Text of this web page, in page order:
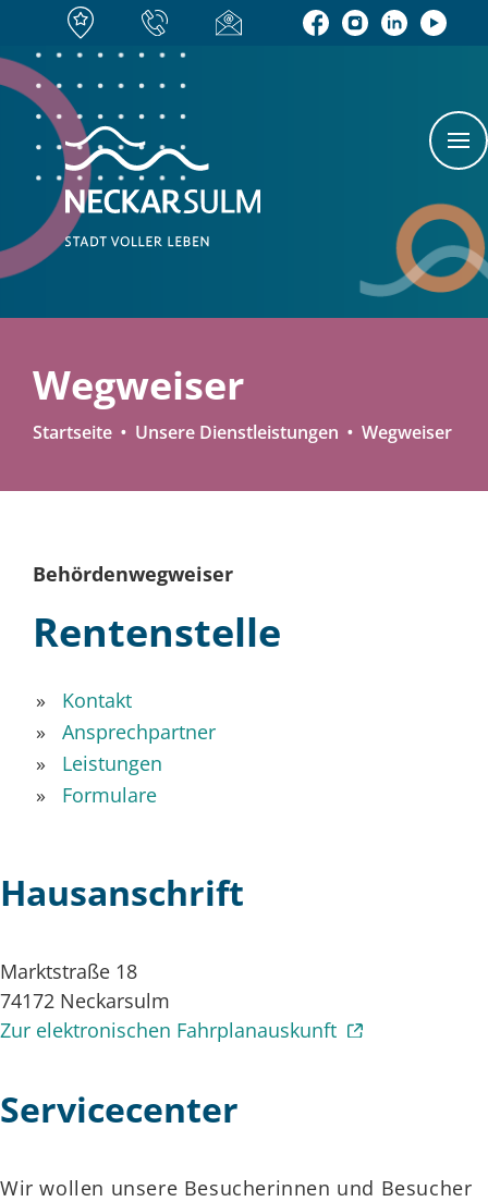
Wegweiser
Startseite Unsere Dienstleistungen Wegweiser
Behördenwegweiser
Rentenstelle
Kontakt
Ansprechpartner
Leistungen
Formulare
Hausanschrift
Marktstraße 18
74172 Neckarsulm
Zur elektronischen Fahrplanauskunft
Servicecenter
Wir wollen unsere Besucherinnen und Besucher